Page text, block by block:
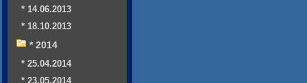
* 14.06.2013
* 18.10.2013
* 2014
* 25.04.2014
* 23.05.2014